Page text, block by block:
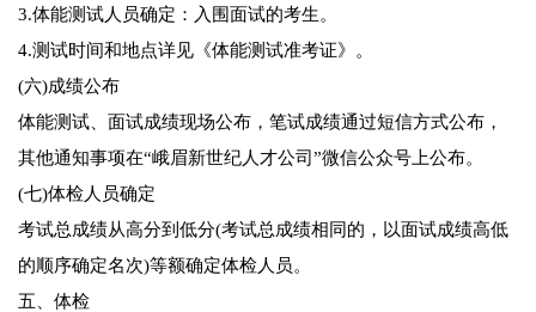
3.体能测试人员确定：入围面试的考生。
4.测试时间和地点详见《体能测试准考证》。
(六)成绩公布
体能测试、面试成绩现场公布，笔试成绩通过短信方式公布，
其他通知事项在“峨眉新世纪人才公司”微信公众号上公布。
(七)体检人员确定
考试总成绩从高分到低分(考试总成绩相同的，以面试成绩高低
的顺序确定名次)等额确定体检人员。
五、体检